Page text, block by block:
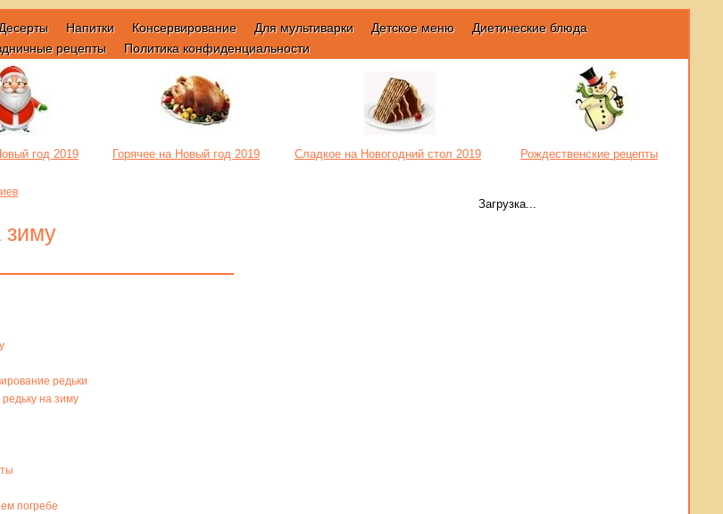
Десерты Напитки Консервирование Для мультиварки Детское меню
Диетические блюда
рецепты Политика конфиденциальности
год 2019 Горячее на Новый год 2019 Сладкое на Новогодний стол 2019 Рождественские рецепты
зиму
редьки
на зиму
погребе
Загрузка...